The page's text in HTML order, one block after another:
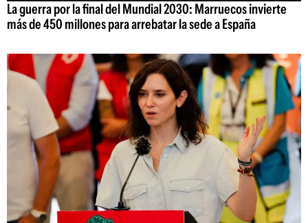
La guerra por la final del Mundial 2030: Marruecos invierte
más de 450 millones para arrebatar la sede a España